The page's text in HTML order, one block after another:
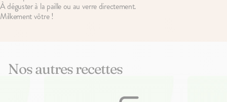
À déguster à la paille ou au verre directement.
Milkement vôtre !
Nos autres recettes